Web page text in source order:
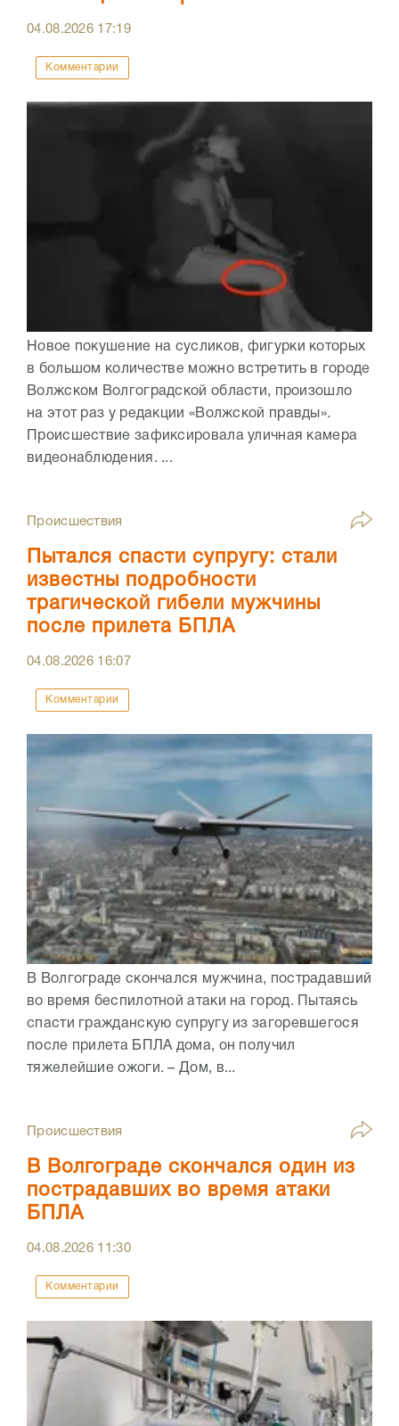
04.08.2026 17:19
Комментарии
Новое покушение на сусликов, фигурки которых
в большом количестве можно встретить в городе
Волжском Волгоградской области, произошло
на этот раз у редакции «Волжской правды».
Происшествие зафиксировала уличная камера
видеонаблюдения. ...
Происшествия
Пытался спасти супругу: стали
известны подробности
трагической гибели мужчины
после прилета БПЛА
04.08.2026 16:07
Комментарии
В Волгограде скончался мужчина, пострадавший
во время беспилотной атаки на город. Пытаясь
спасти гражданскую супругу из загоревшегося
после прилета БПЛА дома, он получил
тяжелейшие ожоги. – Дом, в...
Происшествия
В Волгограде скончался один из
пострадавших во время атаки
БПЛА
04.08.2026 11:30
Комментарии